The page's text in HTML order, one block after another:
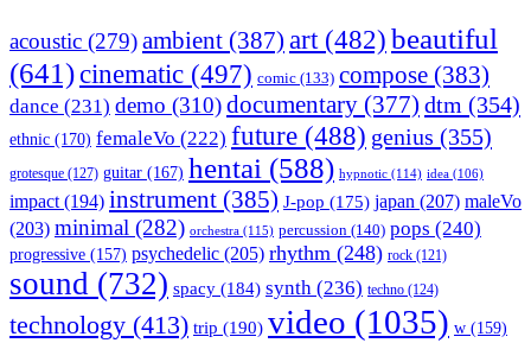
acoustic (279)ambient (387) art(482) beautiful
(641)cinematic (497) comic (133) compose (383)
dance (231) demo (310)documentary (377) dtm (354)
ethnic (170) femaleVo (222) future (488) genius (355)
grotesque (127) guitar (167) hentai (588) hypnotic (114) idea (106)
impact (194) instrument (385) J-pop (175) japan (207) maleVo
(203) minimal (282) orchestra (115) percussion (140) pops (240)
progressive (157) psychedelic (205) rhythm (248) rock (121)
sound (732) spacy (184) synth (236) techno (124)
technology (413) trip (190) video (1035) w (159)